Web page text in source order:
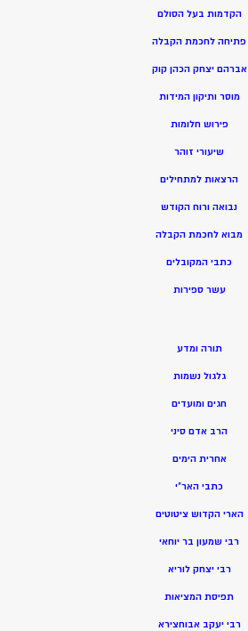
הקדמות בעל הסולם
פתיחה לחכמת הקבלה
אברהם יצחק הכהן קוק
מוסר ותיקון המידות
פירוש חלומות
שיעורי זוהר
הרצאות למתחילים
נבואה ורוח הקודש
מבוא לחכמת הקבלה
כתבי המקובלים
עשר ספירות
תורה ומדע
גלגול נשמות
חגים ומועדים
הרב אדם סיני
אחרית הימים
כתבי האר”י
הארי הקדוש ציטוטים
רבי שמעון בר יוחאי
רבי יצחק לוריא
תפיסת המציאות
רבי יעקב אבוחצירא